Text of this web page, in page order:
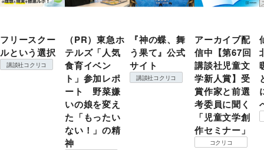
フリースクー
ルという選択
講談社コクリコ
（PR）東急ホ
テルズ「人気
食育イベン
ト」参加レポ
ート 野菜嫌
いの娘を変え
た「もったい
ない！」の精
神
『神の蝶、舞
う果て』公式
サイト
講談社コクリコ
アーカイブ配
信中【第67回
講談社児童文
学新人賞】受
賞作家と前選
考委員に聞く
「児童文学創
作セミナー」
コクリコ